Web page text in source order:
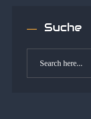
Suche